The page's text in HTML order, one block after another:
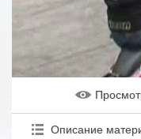
Описание